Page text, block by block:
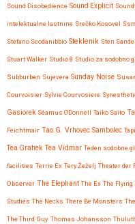
Sound Disobedience Sound Explicit
intelektualne lastnine Srečko Kosovel
Stefano Scodanibbio Steklenik Sten
Stuart Walker Studio 8 Studio za sodobno
Subburben Sujevera Sunday Noise
Courvoisier Sylvie Courvosiere
Gasiorek Séamus O'Donnell Taiko Saito
Feichtmair Tao G. Vrhovec Sambolec
Tea Grahek Tea Vidmar Teden sodobne
facilities Terrie Ex Tery Žeželj Theater der
Observer The Elephant The Ex The
Studies The Necks There Be Monsters
The Third Guy Thomas Johansson